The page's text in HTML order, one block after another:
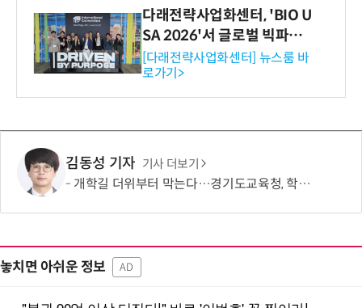
다래전략사업화센터, 'BIO U
SA 2026'서 글로벌 빅파마
와의 비즈니스 미팅 지원…K
-바이오 해외 진출 교두보 확
보
[다래전략사업화센터] 뉴스룸 바
로가기>
김동성 기자 기사 더보기
개학길 더위부터 막는다…경기도교육청, 학교 폭염 대응 점검
놓치면 아쉬운 정보 AD